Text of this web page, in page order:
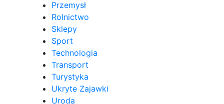
Przemysł
Rolnictwo
Sklepy
Sport
Technologia
Transport
Turystyka
Ukryte Zajawki
Uroda